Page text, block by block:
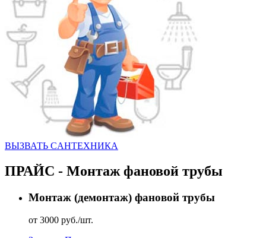
ВЫЗВАТЬ CАНТЕХНИКА
ПРАЙС - Монтаж фановой трубы
Монтаж (демонтаж) фановой трубы
от 3000 руб./шт.